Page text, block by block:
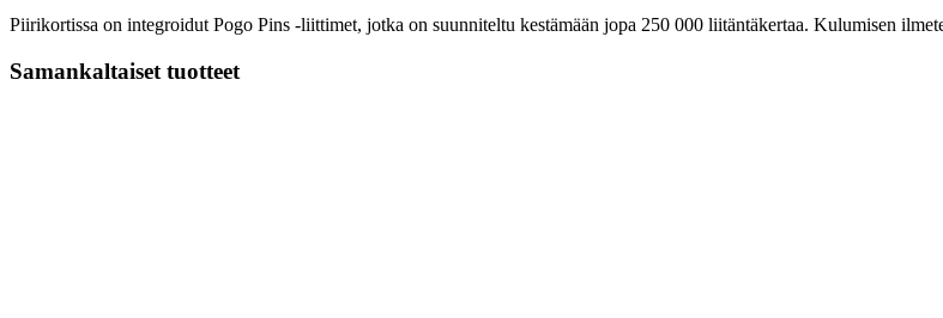
Piirikortissa on integroidut Pogo Pins -liittimet, jotka on suunniteltu kestämään jopa 250 000 liitäntäkertaa. Kulumisen
Samankaltaiset tuotteet